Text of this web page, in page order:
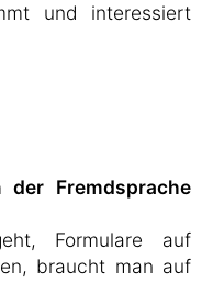
und interessiert
Fremdsprache
Formulare auf
braucht man auf